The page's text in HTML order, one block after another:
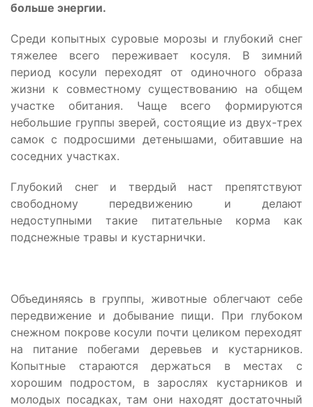
больше энергии.
Среди копытных суровые морозы и глубокий снег
тяжелее всего переживает косуля. В зимний
период косули переходят от одиночного образа
жизни к совместному существованию на общем
участке обитания. Чаще всего формируются
небольшие группы зверей, состоящие из двух-трех
самок с подросшими детенышами, обитавшие на
соседних участках.
Глубокий снег и твердый наст препятствуют
свободному передвижению и делают
недоступными такие питательные корма как
подснежные травы и кустарнички.
Объединяясь в группы, животные облегчают себе
передвижение и добывание пищи. При глубоком
снежном покрове косули почти целиком переходят
на питание побегами деревьев и кустарников.
Копытные стараются держаться в местах с
хорошим подростом, в зарослях кустарников и
молодых посадках, там они находят достаточный